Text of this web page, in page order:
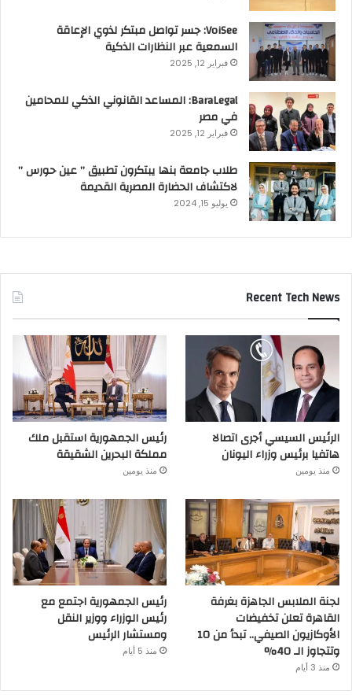
VoiSee: جسر تواصل مبتكر لذوي الإعاقة
السمعية عبر النظارات الذكية
فبراير 12, 2025
BaraLegal: المساعد القانوني الذكي للمحامين
في مصر
فبراير 12, 2025
طلاب جامعة بنها يبتكرون تطبيق ” عين حورس ”
لاكتشاف الحضارة المصرية القديمة
يوليو 15, 2024
Recent Tech News
الرئيس السيسي أجرى اتصالا
هاتفيا برئيس وزراء اليونان
منذ يومين
رئيس الجمهورية استقبل ملك
مملكة البحرين الشقيقة
منذ يومين
لجنة الملابس الجاهزة بغرفة
القاهرة تعلن تخفيضات
الأوكازيون الصيفي.. تبدأ من 10
وتتجاوز الـ 40%
منذ 3 أيام
رئيس الجمهورية اجتمع مع
رئيس الوزراء ووزير النقل
ومستشار الرئيس
منذ 5 أيام